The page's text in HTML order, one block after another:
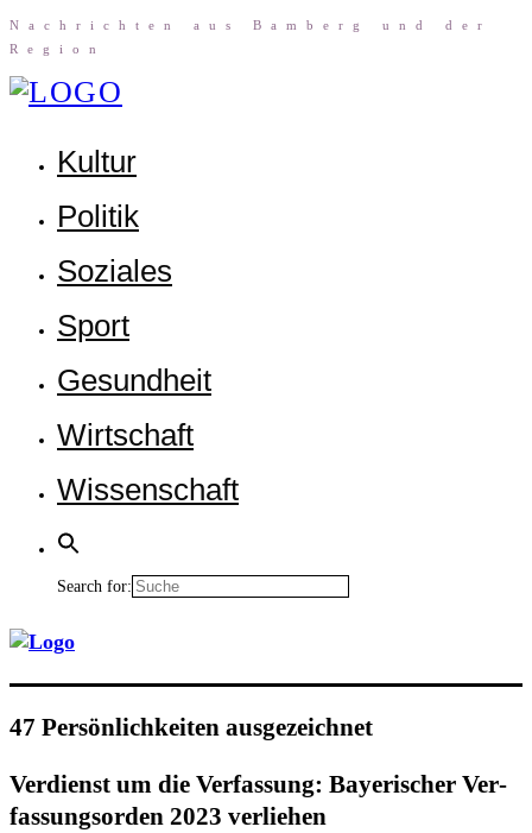
Nach­rich­ten aus Bam­berg und der
Region
Kul­tur
Poli­tik
Sozia­les
Sport
Gesund­heit
Wirt­schaft
Wis­sen­schaft
Search for:
47 Per­sön­lich­kei­ten ausgezeichnet
Ver­dienst um die Ver­fas­sung: Baye­ri­scher Ver­
fas­sungs­or­den 2023 verliehen